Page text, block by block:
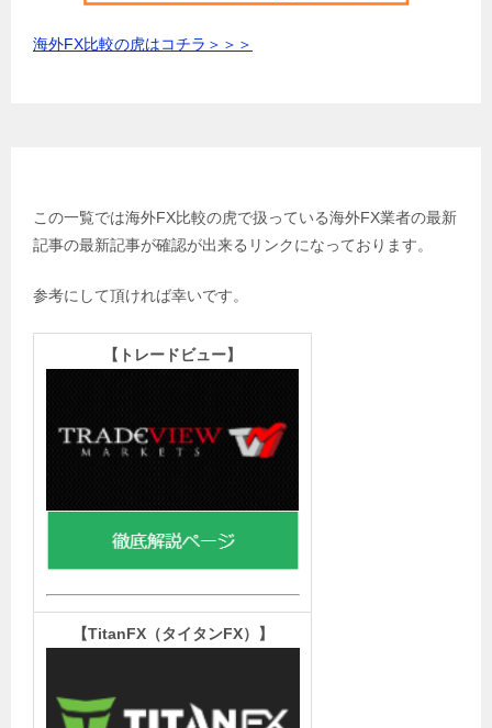
海外FX比較の虎はコチラ＞＞＞
この一覧では海外FX比較の虎で扱っている海外FX業者の最新
記事の最新記事が確認が出来るリンクになっております。
参考にして頂ければ幸いです。
【 トレードビュー】
【TitanFX（タイタンFX） 】